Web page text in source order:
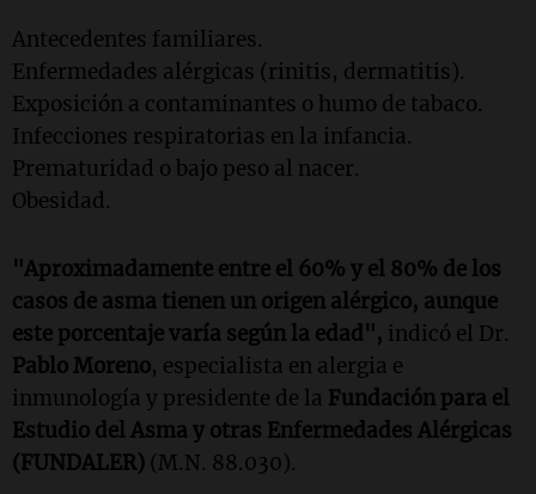
Antecedentes familiares.
Enfermedades alérgicas (rinitis, dermatitis).
Exposición a contaminantes o humo de tabaco.
Infecciones respiratorias en la infancia.
Prematuridad o bajo peso al nacer.
Obesidad.
"Aproximadamente entre el 60% y el 80% de los
casos de asma tienen un origen alérgico, aunque
este porcentaje varía según la edad", indicó el Dr.
Pablo Moreno, especialista en alergia e
inmunología y presidente de la Fundación para el
Estudio del Asma y otras Enfermedades Alérgicas
(FUNDALER) (M.N. 88.030).